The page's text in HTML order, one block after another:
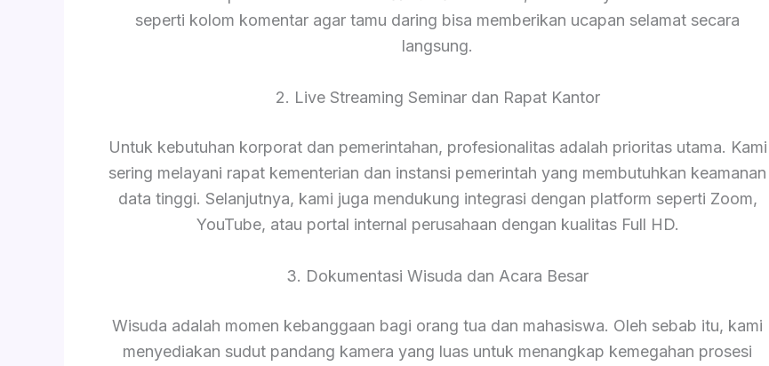
seperti kolom komentar agar tamu daring bisa memberikan ucapan selamat secara
langsung.
2. Live Streaming Seminar dan Rapat Kantor
Untuk kebutuhan korporat dan pemerintahan, profesionalitas adalah prioritas utama. Kami
sering melayani rapat kementerian dan instansi pemerintah yang membutuhkan keamanan
data tinggi. Selanjutnya, kami juga mendukung integrasi dengan platform seperti Zoom,
YouTube, atau portal internal perusahaan dengan kualitas Full HD.
3. Dokumentasi Wisuda dan Acara Besar
Wisuda adalah momen kebanggaan bagi orang tua dan mahasiswa. Oleh sebab itu, kami
menyediakan sudut pandang kamera yang luas untuk menangkap kemegahan prosesi